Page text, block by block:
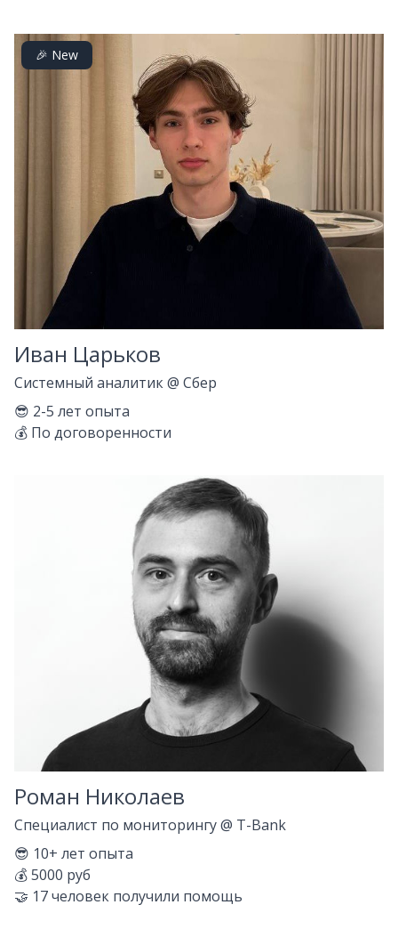
🎉 New
Иван Царьков
Системный аналитик@ Сбер
😎 2-5 лет опыта
💰 По договоренности
Роман Николаев
Специалист по мониторингу@ T-Bank
😎 10+ лет опыта
💰5000 руб
🤝 17человек получили помощь